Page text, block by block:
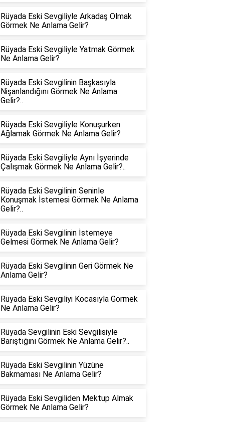
Rüyada Eski Sevgiliyle Arkadaş Olmak
Görmek Ne Anlama Gelir?
Rüyada Eski Sevgiliyle Yatmak Görmek
Ne Anlama Gelir?
Rüyada Eski Sevgilinin Başkasıyla
Nişanlandığını Görmek Ne Anlama
Gelir?..
Rüyada Eski Sevgiliyle Konuşurken
Ağlamak Görmek Ne Anlama Gelir?
Rüyada Eski Sevgiliyle Aynı İşyerinde
Çalışmak Görmek Ne Anlama Gelir?..
Rüyada Eski Sevgilinin Seninle
Konuşmak İstemesi Görmek Ne Anlama
Gelir?..
Rüyada Eski Sevgilinin İstemeye
Gelmesi Görmek Ne Anlama Gelir?
Rüyada Eski Sevgilinin Geri Görmek Ne
Anlama Gelir?
Rüyada Eski Sevgiliyi Kocasıyla Görmek
Ne Anlama Gelir?
Rüyada Sevgilinin Eski Sevgilisiyle
Barıştığını Görmek Ne Anlama Gelir?..
Rüyada Eski Sevgilinin Yüzüne
Bakmaması Ne Anlama Gelir?
Rüyada Eski Sevgiliden Mektup Almak
Görmek Ne Anlama Gelir?